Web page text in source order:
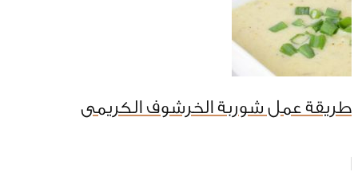
طريقة عمل شوربة الخرشوف الكريمى